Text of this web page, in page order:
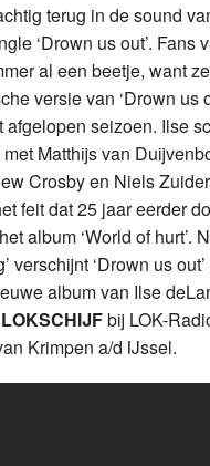
terug in de sound
‘Drown us out’. Fans
al een beetje, want
versie van ‘Drown us
afgelopen seizoen. Ilse
Matthijs van
Crosby en Niels
feit dat 25 jaar eerder
album ‘World of hurt’.
verschijnt ‘Drown us
album van Ilse
LOKSCHIJFbij LOK-
Krimpen a/d IJssel.